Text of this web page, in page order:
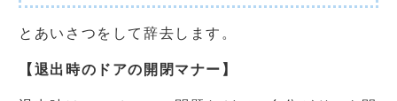
とあいさつをして辞去します。
【退出時のドアの開閉マナー】